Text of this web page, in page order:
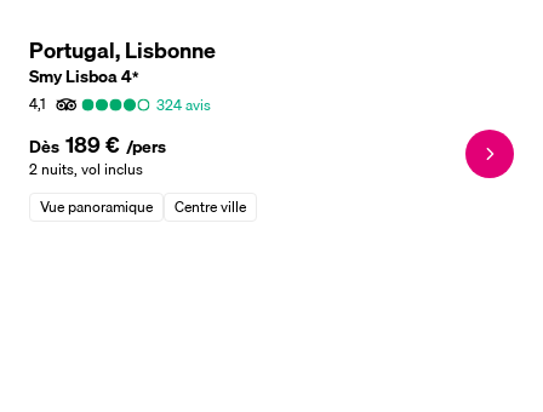
Portugal, Lisbonne
Smy Lisboa4*
4,1
324avis
Dès 189 € /pers
2 nuits, vol inclus
Vue panoramique
Centre ville